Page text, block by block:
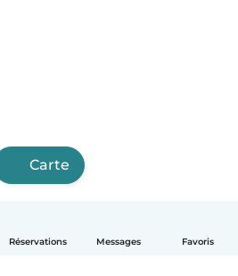
Réservations Messages Favoris
Carte